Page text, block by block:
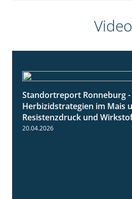
Video
Standortreport Ronneburg -
Herbizidstrategien im Mais
Resistenzdruck und
20.04.2026